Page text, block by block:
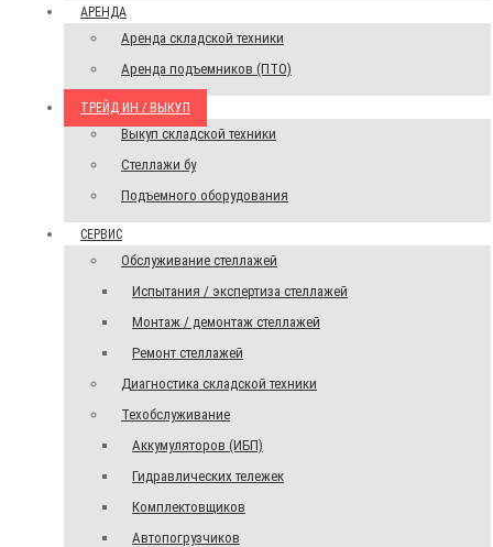
АРЕНДА
Аренда складской техники
Аренда подъемников (ПТО)
ТРЕЙД ИН / ВЫКУП
Выкуп складской техники
Стеллажи бу
Подъемного оборудования
СЕРВИС
Обслуживание стеллажей
Испытания / экспертиза стеллажей
Монтаж / демонтаж стеллажей
Ремонт стеллажей
Диагностика складской техники
Техобслуживание
Аккумуляторов (ИБП)
Гидравлических тележек
Комплектовщиков
Автопогрузчиков